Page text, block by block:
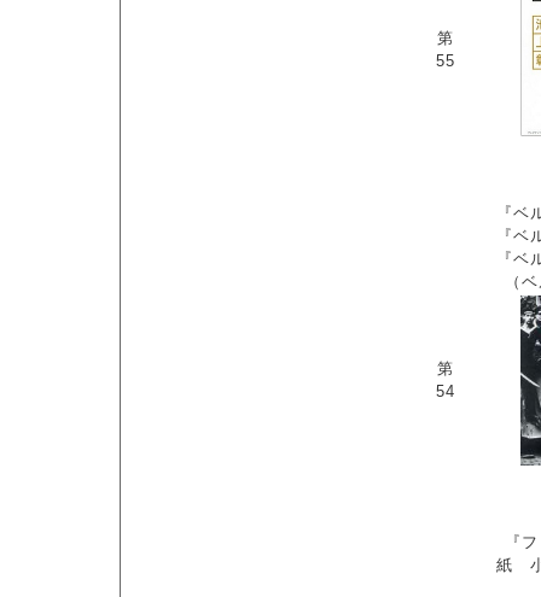
第
55
『ベ
『ベ
『ベ
（
第
54
『
紙